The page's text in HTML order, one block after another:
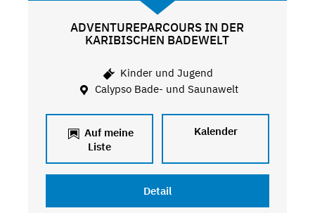
ADVENTUREPARCOURS IN DER
KARIBISCHEN BADEWELT
Kinder und Jugend
Calypso Bade- und Saunawelt
Auf meine
Liste
Kalender
Detail